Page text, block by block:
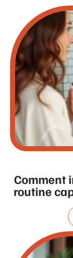
Comment
routine